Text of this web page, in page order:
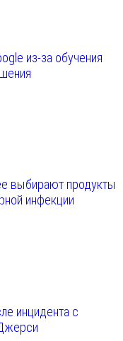
из‑за обучения
выбирают продукты
инфекции
инцидента с